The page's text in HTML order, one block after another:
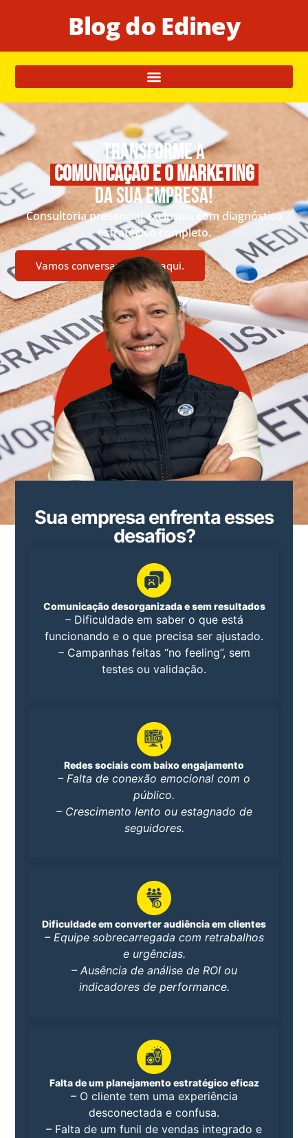
Blog do Ediney
Transforme a
comunicação e o marketing
da sua empresa!
Consultoria presencial exclusiva com diagnóstico
estratégico completo.
Vamos conversar? Clique aqui.
Sua empresa enfrenta esses
desafios?
Comunicação desorganizada e sem resultados
– Dificuldade em saber o que está
funcionando e o que precisa ser ajustado.
– Campanhas feitas “no feeling”, sem
testes ou validação.
Redes sociais com baixo engajamento
– Falta de conexão emocional com o
público.
– Crescimento lento ou estagnado de
seguidores.
Dificuldade em converter audiência em clientes
– Equipe sobrecarregada com retrabalhos
e urgências.
– Ausência de análise de ROI ou
indicadores de performance.
Falta de um planejamento estratégico eficaz
– O cliente tem uma experiência
desconectada e confusa.
– Falta de um funil de vendas integrado e